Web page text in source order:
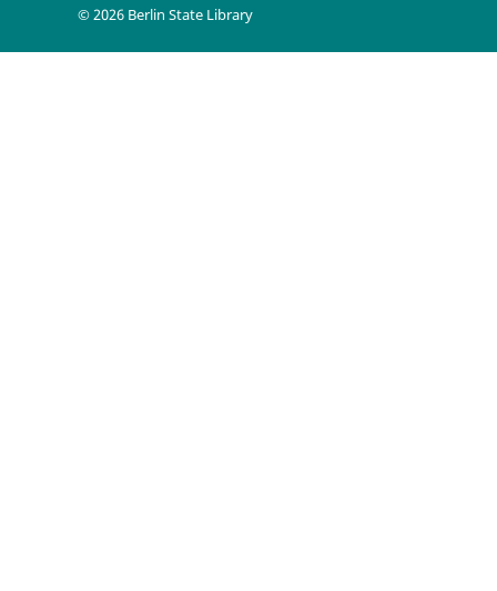
© 2026 Berlin State Library